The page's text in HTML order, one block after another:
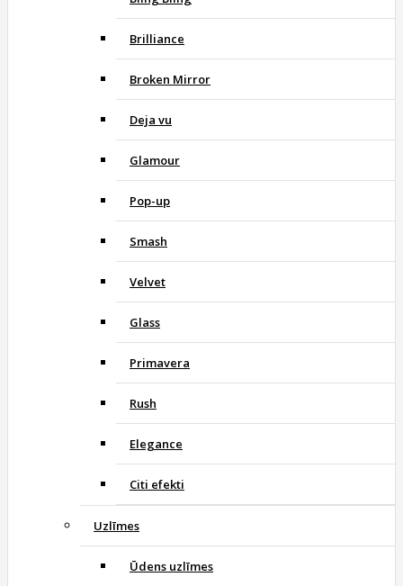
Brilliance
Broken Mirror
Deja vu
Glamour
Pop-up
Smash
Velvet
Glass
Primavera
Rush
Elegance
Citi efekti
Uzlīmes
Ūdens uzlīmes